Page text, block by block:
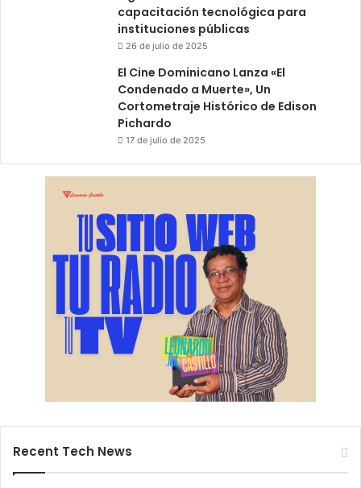
capacitación tecnológica para
instituciones públicas
26 de julio de 2025
El Cine Dominicano Lanza «El
Condenado a Muerte», Un
Cortometraje Histórico de Edison
Pichardo
17 de julio de 2025
Recent Tech News